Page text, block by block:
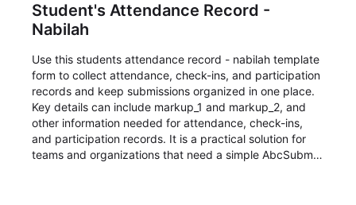
Student's Attendance Record -
Nabilah
Use this students attendance record - nabilah template
form to collect attendance, check-ins, and participation
records and keep submissions organized in one place.
Key details can include markup_1 and markup_2, and
other information needed for attendance, check-ins,
and participation records. It is a practical solution for
teams and organizations that need a simple AbcSubmit